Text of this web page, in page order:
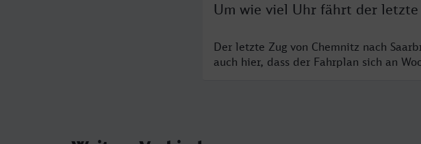
Um wie viel Uhr fährt der letzte
Der letzte Zug von Chemnitz nach
auch hier, dass der Fahrplan sich an